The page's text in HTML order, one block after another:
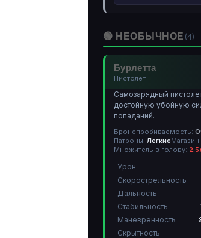
🟢 НЕОБЫЧНОЕ (4)
Бурлетта
Пистолет
Самозарядный
достойную убойную
попаданий.
Бронепробиваемость:
Патроны: ЛегкиеМагазин:
Множитель в голову:
Урон
Скорострельность
Дальность
Стабильность
Маневренность
Скрытность